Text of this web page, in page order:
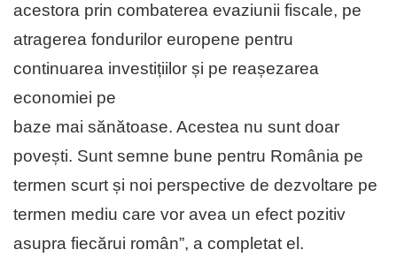
acestora prin combaterea evaziunii fiscale, pe
atragerea fondurilor europene pentru
continuarea investițiilor și pe reașezarea
economiei pe
baze mai sănătoase. Acestea nu sunt doar
povești. Sunt semne bune pentru România pe
termen scurt și noi perspective de dezvoltare pe
termen mediu care vor avea un efect pozitiv
asupra fiecărui român”, a completat el.